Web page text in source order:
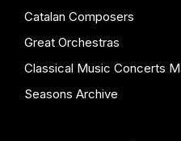
Catalan Composers
Great Orchestras
Classical Music Concerts
Seasons Archive